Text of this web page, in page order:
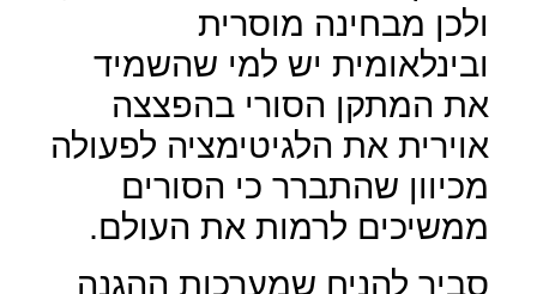
ולכן מבחינה מוסרית
ובינלאומית יש למי שהשמיד
את המתקן הסורי בהפצצה
אוירית את הלגיטימציה לפעולה
מכיוון שהתברר כי הסורים
ממשיכים לרמות את העולם.
סביר להניח שמערכות ההגנה